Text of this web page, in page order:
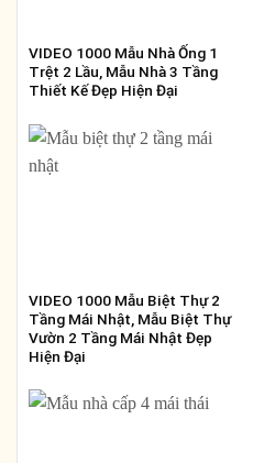
VIDEO 1000 Mẫu Nhà Ống 1
Trệt 2 Lầu, Mẫu Nhà 3 Tầng
Thiết Kế Đẹp Hiện Đại
VIDEO 1000 Mẫu Biệt Thự 2
Tầng Mái Nhật, Mẫu Biệt Thự
Vườn 2 Tầng Mái Nhật Đẹp
Hiện Đại